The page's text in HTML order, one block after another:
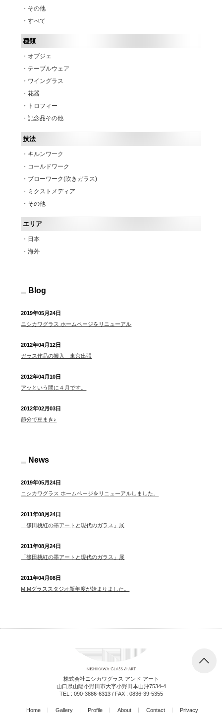
その他
すべて
種類
オブジェ
テーブルウェア
ワイングラス
花器
トロフィー
記念品その他
技法
キルンワーク
コールドワーク
ブローワーク(吹きガラス)
ミクストメディア
その他
エリア
日本
海外
Blog
2019年05月24日
ニシカワグラス ホームページをリニューアル
2012年04月12日
ガラス作品の搬入 東京出張
2012年04月10日
アッという間に４月です。
2012年02月03日
節分で豆まき♪
News
2019年05月24日
ニシカワグラス ホームページをリニューアルしました。
2011年08月24日
「篠田桃紅の墨アートと現代のガラス」展
2011年08月24日
「篠田桃紅の墨アートと現代のガラス」展
2011年04月08日
M.Mグラススタジオ新年度が始まりました。
株式会社ニシカワグラス アンド アート
山口県山陽小野田市大字小野田本山沖7534-4
TEL : 090-3886-6313/ FAX : 0836-39-5355
Home Gallery Profile About Contact Privacy